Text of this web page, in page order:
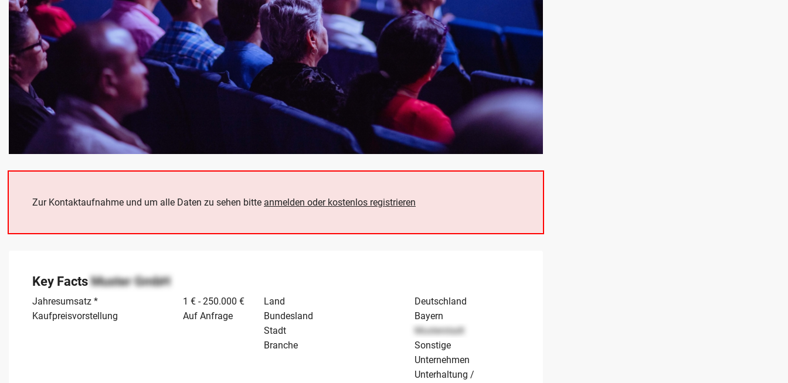
Zur Kontaktaufnahme und um alle Daten zu sehen bitte anmelden oder kostenlos registrieren
Key FactsMuster GmbH
Jahresumsatz *
1 € - 250.000 €
Kaufpreisvorstellung
Auf Anfrage
Land
Deutschland
Bundesland
Bayern
Stadt
Musterstadt
Branche
Sonstige
Unternehmen
Unterhaltung /